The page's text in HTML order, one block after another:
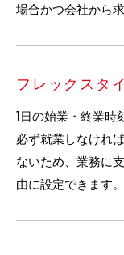
場合かつ会社から
フレックスタ
1日の始業・終業時
必ず就業しなけれ
ないため、業務に
由に設定できます。